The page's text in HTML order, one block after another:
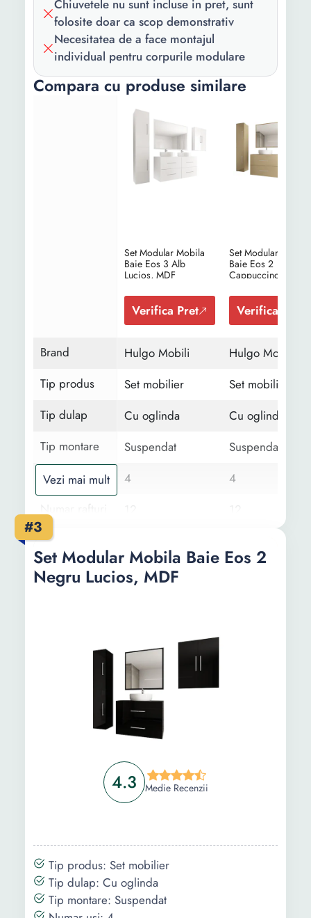
Lungime:
120 cm 60 cm 30 cm
Latime:
45 cm 30 cm 15 cm 80 cm
Grosime:
0.18 mm
Chiuvetele nu sunt incluse in pret, sunt
folosite doar ca scop demonstrativ
Necesitatea de a face montajul
individual pentru corpurile modulare
Compara cu produse similare
Set Modular Mobila
Baie Eos 3 Alb
Lucios, MDF
Verifica Pret
Set Modular Mobila
Baie Eos 2
Cappuccino Lucios,
Verifica Pret
Brand Hulgo Mobili
Hulgo Mobili
Tip produs
Set mobilier
Set mobilier
Tip dulap
Cu oglinda
Cu oglinda
Tip montare
Suspendat
Suspendat
Numar usi
4
4
Numar rafturi
Numar
sertare
Material MDF
Lucios
Alb lucios
1 x Oglinda
2 x Dulap
Potrivit pentru
bai mici
Da Da
Inaltime
160 cm
80 cm
Vezi mai mult
#3
4.3 Medie Recenzii
Set Modular Mobila Baie Eos 2
Negru Lucios, MDF
Tip produs: Set mobilier
Tip dulap: Cu oglinda
Tip montare: Suspendat